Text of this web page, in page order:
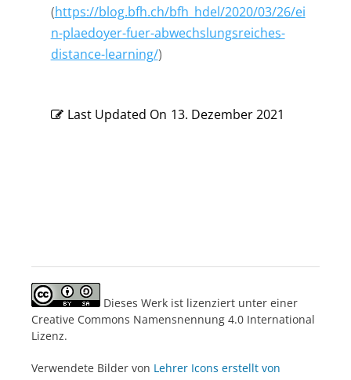
(https://blog.bfh.ch/bfh_hdel/2020/03/26/ei
n-plaedoyer-fuer-abwechslungsreiches-
distance-learning/)
Last Updated On 13. Dezember 2021
Dieses Werk ist lizenziert unter einer
Creative Commons Namensnennung 4.0 International
Lizenz.
Verwendete Bilder von Lehrer Icons erstellt von